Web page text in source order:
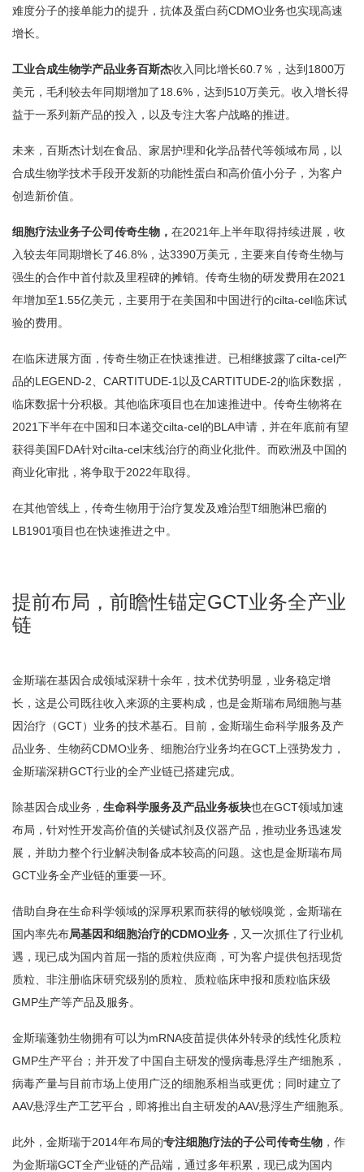
难度分子的接单能力的提升，抗体及蛋白药CDMO业务也实现高速
增长。
工业合成生物学产品业务百斯杰收入同比增长60.7％，达到1800万
美元，毛利较去年同期增加了18.6%，达到510万美元。收入增长得
益于一系列新产品的投入，以及专注大客户战略的推进。
未来，百斯杰计划在食品、家居护理和化学品替代等领域布局，以
合成生物学技术手段开发新的功能性蛋白和高价值小分子，为客户
创造新价值。
细胞疗法业务子公司传奇生物， 在2021年上半年取得持续进展，收
入较去年同期增长了46.8%，达3390万美元，主要来自传奇生物与
强生的合作中首付款及里程碑的摊销。传奇生物的研发费用在2021
年增加至1.55亿美元，主要用于在美国和中国进行的cilta-cel临床试
验的费用。
在临床进展方面，传奇生物正在快速推进。已相继披露了cilta-cel产
品的LEGEND-2、CARTITUDE-1以及CARTITUDE-2的临床数据，
临床数据十分积极。其他临床项目也在加速推进中。传奇生物将在
2021下半年在中国和日本递交cilta-cel的BLA申请，并在年底前有望
获得美国FDA针对cilta-cel末线治疗的商业化批件。而欧洲及中国的
商业化审批，将争取于2022年取得。
在其他管线上，传奇生物用于治疗复发及难治型T细胞淋巴瘤的
LB1901项目也在快速推进之中。
提前布局，前瞻性锚定GCT业务全产业
链
金斯瑞在基因合成领域深耕十余年，技术优势明显，业务稳定增
长，这是公司既往收入来源的主要构成，也是金斯瑞布局细胞与基
因治疗（GCT）业务的技术基石。目前，金斯瑞生命科学服务及产
品业务、生物药CDMO业务、细胞治疗业务均在GCT上强势发力，
金斯瑞深耕GCT行业的全产业链已搭建完成。
除基因合成业务， 生命科学服务及产品业务板块也在GCT领域加速
布局，针对性开发高价值的关键试剂及仪器产品，推动业务迅速发
展，并助力整个行业解决制备成本较高的问题。这也是金斯瑞布局
GCT业务全产业链的重要一环。
借助自身在生命科学领域的深厚积累而获得的敏锐嗅觉，金斯瑞在
国内率先布局基因和细胞治疗的CDMO业务 ，又一次抓住了行业机
遇，现已成为国内首屈一指的质粒供应商，可为客户提供包括现货
质粒、非注册临床研究级别的质粒、质粒临床申报和质粒临床级
GMP生产等产品及服务。
金斯瑞蓬勃生物拥有可以为mRNA疫苗提供体外转录的线性化质粒
GMP生产平台；并开发了中国自主研发的慢病毒悬浮生产细胞系，
病毒产量与目前市场上使用广泛的细胞系相当或更优；同时建立了
AAV悬浮生产工艺平台，即将推出自主研发的AAV悬浮生产细胞系。
此外，金斯瑞于2014年布局的专注细胞疗法的子公司传奇生物 ，作
为金斯瑞GCT全产业链的产品端，通过多年积累，现已成为国内